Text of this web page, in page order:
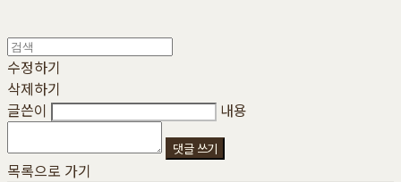
수정하기
삭제하기
글쓴이
내용
댓글 쓰기
목록으로 가기